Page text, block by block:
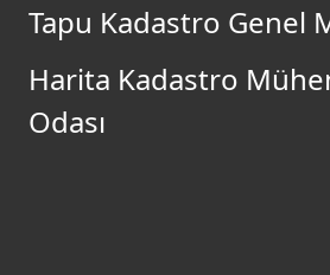
Tapu Kadastro Genel
Harita Kadastro
Odası